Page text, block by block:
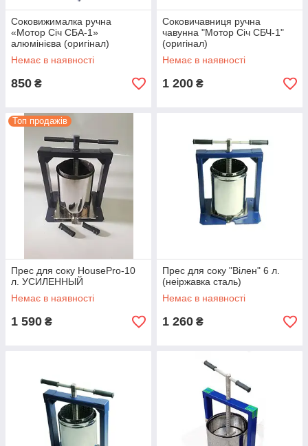
Соковижималка ручна
«Мотор Січ СБА-1»
алюмінієва (оригінал)
Немає в наявності
850 ₴
Соковичавниця ручна
чавунна "Мотор Січ СБЧ-1"
(оригінал)
Немає в наявності
1 200 ₴
Топ продажів
Прес для соку HousePro-10
л. УСИЛЕННЫЙ
Немає в наявності
1 590 ₴
Прес для соку "Вілен" 6 л.
(неіржавка сталь)
Немає в наявності
1 260 ₴